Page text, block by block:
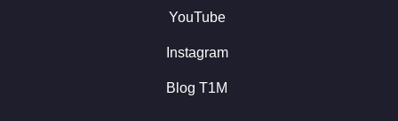
YouTube
Instagram
Blog T1M